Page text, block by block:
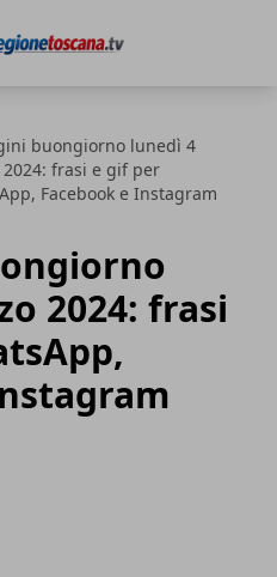
buongiorno lunedì 4
2024: frasi e gif per
Facebook e Instagram
2024: frasi